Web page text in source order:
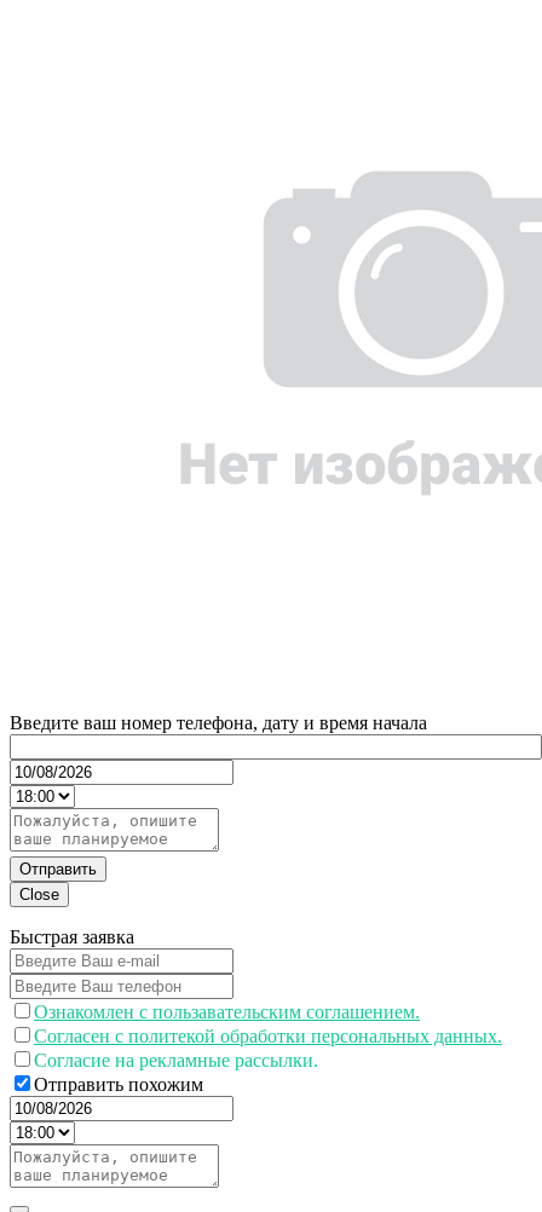
Введите ваш номер телефона, дату и время начала
Отправить
Close
Быстрая заявка
Ознакомлен с пользавательским соглашением.
Согласен с политекой обработки персональных данных.
Согласие на рекламные рассылки.
Отправить похожим